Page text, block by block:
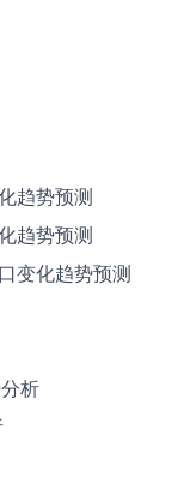
趋势预测
趋势预测
变化趋势预测
析